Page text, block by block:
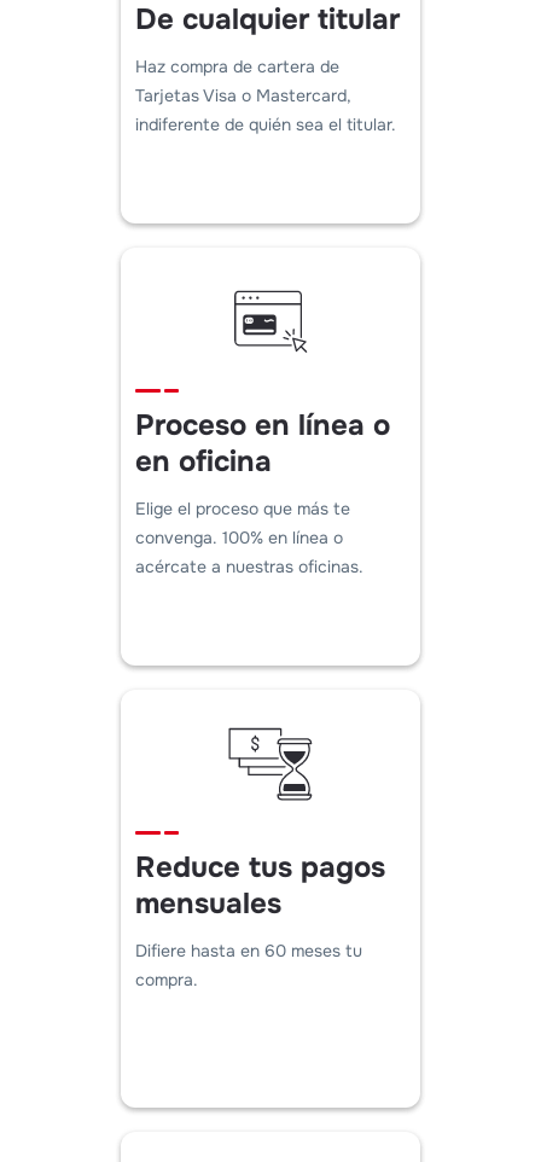
De cualquier titular
Haz compra de cartera de
Tarjetas Visa o Mastercard,
indiferente de quién sea el titular.
Proceso en línea o
en oficina
Elige el proceso que más te
convenga. 100% en línea o
acércate a nuestras oficinas.
Reduce tus pagos
mensuales
Difiere hasta en 60 meses tu
compra.